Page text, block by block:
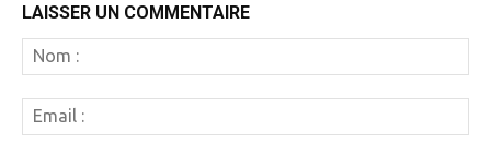
LAISSER UN COMMENTAIRE
:
: